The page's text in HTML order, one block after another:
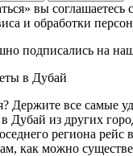
вы соглашаетесь
и обработки
подписались на
в Дубай
Держите все самые
Дубай из других
региона рейс
как можно